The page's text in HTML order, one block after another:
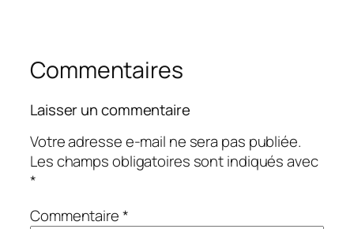
Commentaires
Laisser un commentaire
Votre adresse e-mail ne sera pas publiée.
Les champs obligatoires sont indiqués avec
*
Commentaire*